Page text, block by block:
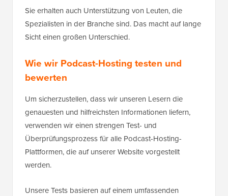
Sie erhalten auch Unterstützung von Leuten, die
Spezialisten in der Branche sind. Das macht auf lange
Sicht einen großen Unterschied.
Wie wir Podcast-Hosting testen und
bewerten
Um sicherzustellen, dass wir unseren Lesern die
genauesten und hilfreichsten Informationen liefern,
verwenden wir einen strengen Test- und
Überprüfungsprozess für alle Podcast-Hosting-
Plattformen, die auf unserer Website vorgestellt
werden.
Unsere Tests basieren auf einem umfassenden